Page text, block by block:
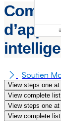
Soutien
View steps one
View complete
View steps one
View complete